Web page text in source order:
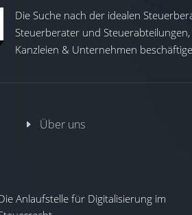
Die Suche nach der idealen
Steuerberater und
Kanzleien & Unternehmen
Über uns
Anlaufstelle für Digitalisierung im